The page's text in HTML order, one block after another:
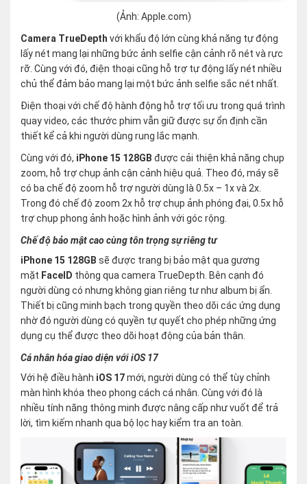
(Ảnh: Apple.com)
Camera TrueDepth với khẩu độ lớn cùng khả năng tự động
lấy nét mang lại những bức ảnh selfie cận cảnh rõ nét và rực
rỡ. Cùng với đó, điện thoại cũng hỗ trợ tự động lấy nét nhiều
chủ thể đảm bảo mang lại một bức ảnh selfie sắc nét nhất.
Điện thoại với chế độ hành động hỗ trợ tối ưu trong quá trình
quay video, các thước phim vẫn giữ được sự ổn định cần
thiết kể cả khi người dùng rung lắc mạnh.
Cùng với đó, iPhone 15 128GB được cải thiện khả năng chụp
zoom, hỗ trợ chụp ảnh cận cảnh hiệu quả. Theo đó, máy sẽ
có ba chế độ zoom hỗ trợ người dùng là 0.5x – 1x và 2x.
Trong đó chế độ zoom 2x hỗ trợ chụp ảnh phóng đại, 0.5x hỗ
trợ chụp phong ảnh hoặc hình ảnh với góc rộng.
Chế độ bảo mật cao cùng tôn trọng sự riêng tư
iPhone 15 128GB sẽ được trang bị bảo mật qua gương
mặt FaceID thông qua camera TrueDepth. Bên cạnh đó
người dùng có nhưng không gian riêng tư như album bị ẩn.
Thiết bị cũng minh bạch trong quyền theo dõi các ứng dụng
nhờ đó người dùng có quyền tự quyết cho phép những ứng
dụng cụ thể được theo dõi hoạt động của bản thân.
Cá nhân hóa giao diện với iOS 17
Với hệ điều hành iOS 17mới, người dùng có thể tùy chỉnh
màn hình khóa theo phong cách cá nhân. Cùng với đó là
nhiều tính năng thông minh được nâng cấp như vuốt để trả
lời, tìm kiếm nhanh qua bộ lọc hay kiểm tra an toàn.